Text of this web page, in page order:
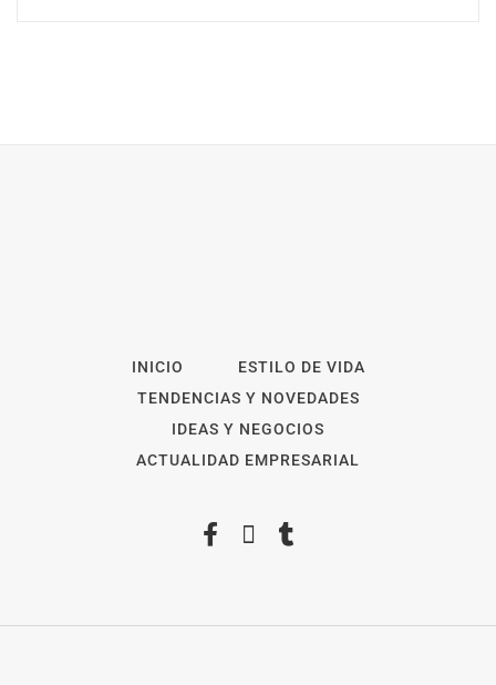
INICIO
ESTILO DE VIDA
TENDENCIAS Y NOVEDADES
IDEAS Y NEGOCIOS
ACTUALIDAD EMPRESARIAL